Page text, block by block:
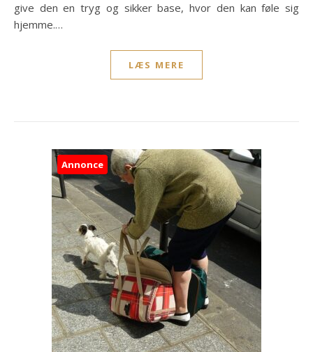
give den en tryg og sikker base, hvor den kan føle sig
hjemme.…
LÆS MERE
Annonce